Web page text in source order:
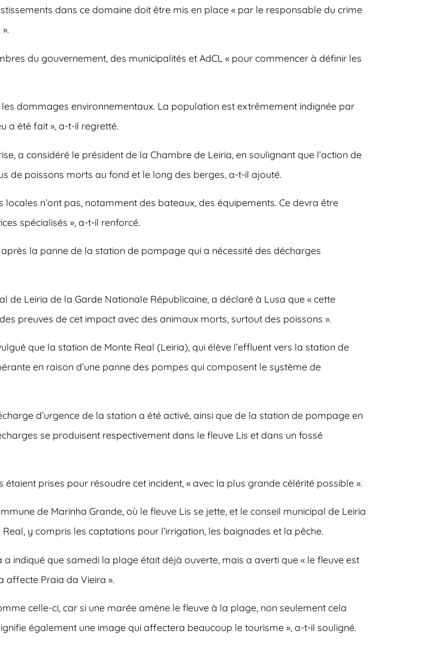
dans ce domaine doit être mis en place « par le responsable du crime
du gouvernement, des municipalités et AdCL « pour commencer à définir les
les dommages environnementaux. La population est extrêmement indignée par
a été fait », a-t-il regretté.
a considéré le président de la Chambre de Leiria, en soulignant que l’action de
de poissons morts au fond et le long des berges, a-t-il ajouté.
n’ont pas, notamment des bateaux, des équipements. Ce devra être
spécialisés », a-t-il renforcé.
la panne de la station de pompage qui a nécessité des décharges
Leiria de la Garde Nationale Républicaine, a déclaré à Lusa que « cette
preuves de cet impact avec des animaux morts, surtout des poissons ».
que la station de Monte Real (Leiria), qui élève l’effluent vers la station de
en raison d’une panne des pompes qui composent le système de
d’urgence de la station a été activé, ainsi que de la station de pompage en
se produisent respectivement dans le fleuve Lis et dans un fossé
prises pour résoudre cet incident, « avec la plus grande célérité possible ».
de Marinha Grande, où le fleuve Lis se jette, et le conseil municipal de Leiria
y compris les captations pour l’irrigation, les baignades et la pêche.
indiqué que samedi la plage était déjà ouverte, mais a averti que « le fleuve est
affecte Praia da Vieira ».
celle-ci, car si une marée amène le fleuve à la plage, non seulement cela
également une image qui affectera beaucoup le tourisme », a-t-il souligné.